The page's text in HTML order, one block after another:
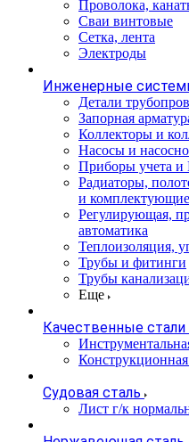
Проволока,
Сваи винтовые
Сетка, лента
Электроды
Инженерные
Детали
Запорная
Коллекторы и
Насосы и
Приборы учета
Радиаторы,
и комплектующие
Регулирующая,
автоматика
Теплоизоляция,
Трубы и фитинги
Трубы
Еще
Качественные стали
Конструкционная
Судовая сталь
Лист г/к